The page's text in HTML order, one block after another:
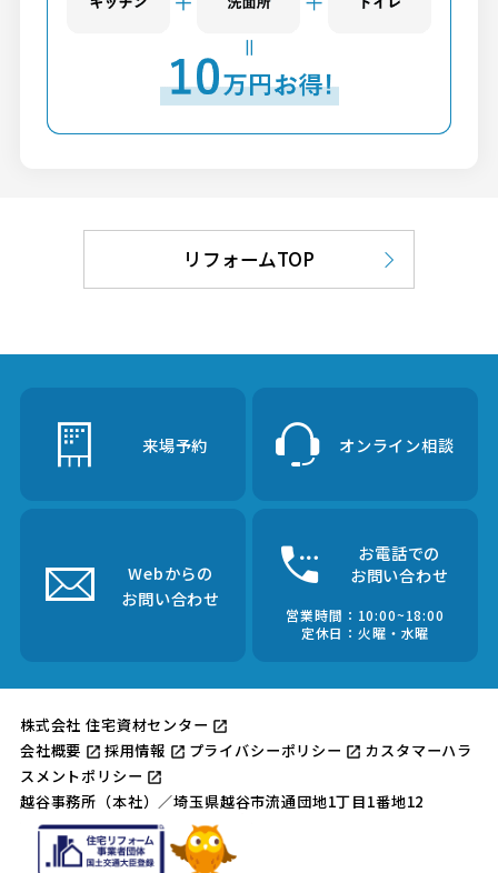
リフォームTOP
来場予約 オンライン相談
Webからの
お問い合わせ
お電話での
お問い合わせ
営業時間： 10:00~18:00
定休日 ：火曜・水曜
株式会社 住宅資材センター
会社概要
採用情報 プライバシーポリシー
カスタマーハラ
スメントポリシー
越谷事務所（本社）／埼玉県越谷市流通団地1丁目1番地12